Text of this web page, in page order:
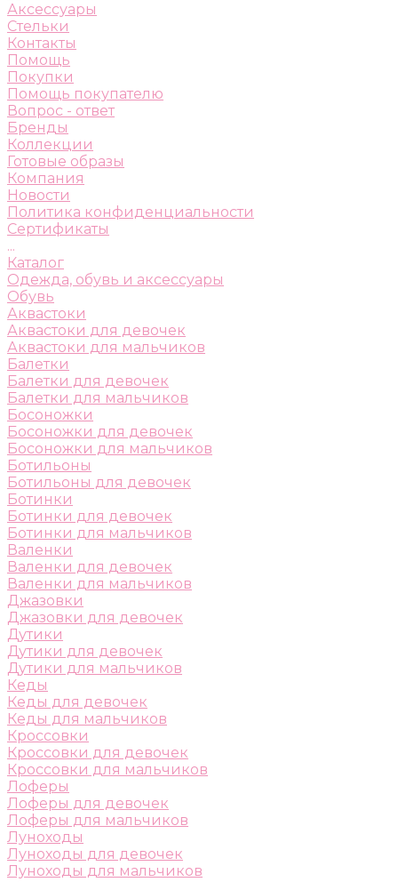
Аксессуары
Стельки
Контакты
Помощь
Покупки
Помощь покупателю
Вопрос - ответ
Бренды
Коллекции
Готовые образы
Компания
Новости
Политика конфиденциальности
Сертификаты
...
Каталог
Одежда, обувь и аксессуары
Обувь
Аквастоки
Аквастоки для девочек
Аквастоки для мальчиков
Балетки
Балетки для девочек
Балетки для мальчиков
Босоножки
Босоножки для девочек
Босоножки для мальчиков
Ботильоны
Ботильоны для девочек
Ботинки
Ботинки для девочек
Ботинки для мальчиков
Валенки
Валенки для девочек
Валенки для мальчиков
Джазовки
Джазовки для девочек
Дутики
Дутики для девочек
Дутики для мальчиков
Кеды
Кеды для девочек
Кеды для мальчиков
Кроссовки
Кроссовки для девочек
Кроссовки для мальчиков
Лоферы
Лоферы для девочек
Лоферы для мальчиков
Луноходы
Луноходы для девочек
Луноходы для мальчиков